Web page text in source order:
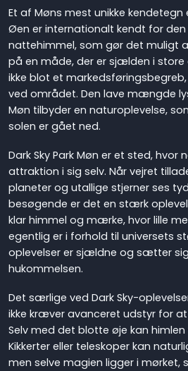
Et af Møns mest unikke kendetegn
Øen er internationalt kendt for
nattehimmel, som gør det muligt
på en måde, der er sjælden i store
ikke blot et
ved området. Den lave mængde
Møn tilbyder en naturoplevelse,
solen er gået ned.
Dark Sky Park Møn er et sted, hvor
attraktion i sig selv. Når vejret
planeter og utallige stjerner ses
besøgende er det en stærk
klar himmel og mærke, hvor lille
egentlig er i forhold til universets
oplevelser er sjældne og sætter
hukommelsen.
Det særlige ved Dark Sky-
ikke kræver avanceret udstyr for
Selv med det blotte øje kan
Kikkerter eller teleskoper kan
men selve magien ligger i mørket,